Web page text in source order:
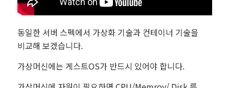
동일한 서버 스펙에서 가상화 기술과 컨테이너 기술을
비교해 보겠습니다.
가상머신에는 게스트OS가 반드시 있어야 합니다.